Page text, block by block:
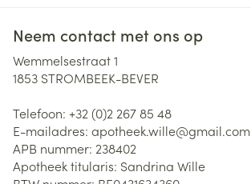
Neem contact met ons op
Wemmelsestraat 1
1853 STROMBEEK-BEVER
Telefoon: +32 (0)2 267 85 48
E-mailadres: apotheek.wille@gmail.com
APB nummer: 238402
Apotheek titularis: Sandrina Wille